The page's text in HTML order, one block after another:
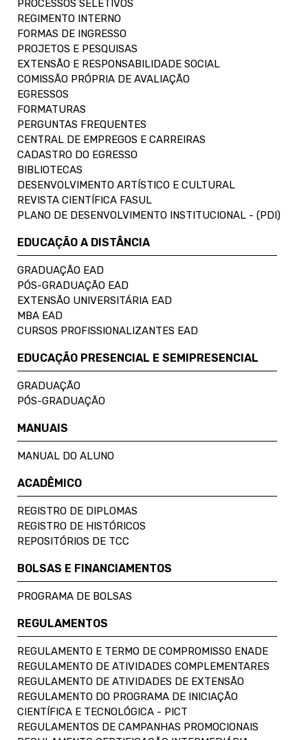
PROCESSOS SELETIVOS
REGIMENTO INTERNO
FORMAS DE INGRESSO
PROJETOS E PESQUISAS
EXTENSÃO E RESPONSABILIDADE SOCIAL
COMISSÃO PRÓPRIA DE AVALIAÇÃO
EGRESSOS
FORMATURAS
PERGUNTAS FREQUENTES
CENTRAL DE EMPREGOS E CARREIRAS
CADASTRO DO EGRESSO
BIBLIOTECAS
DESENVOLVIMENTO ARTÍSTICO E CULTURAL
REVISTA CIENTÍFICA FASUL
PLANO DE DESENVOLVIMENTO INSTITUCIONAL - (PDI)
EDUCAÇÃO A DISTÂNCIA
GRADUAÇÃO EAD
PÓS-GRADUAÇÃO EAD
EXTENSÃO UNIVERSITÁRIA EAD
MBA EAD
CURSOS PROFISSIONALIZANTES EAD
EDUCAÇÃO PRESENCIAL E SEMIPRESENCIAL
GRADUAÇÃO
PÓS-GRADUAÇÃO
MANUAIS
MANUAL DO ALUNO
ACADÊMICO
REGISTRO DE DIPLOMAS
REGISTRO DE HISTÓRICOS
REPOSITÓRIOS DE TCC
BOLSAS E FINANCIAMENTOS
PROGRAMA DE BOLSAS
REGULAMENTOS
REGULAMENTO E TERMO DE COMPROMISSO ENADE
REGULAMENTO DE ATIVIDADES COMPLEMENTARES
REGULAMENTO DE ATIVIDADES DE EXTENSÃO
REGULAMENTO DO PROGRAMA DE INICIAÇÃO
CIENTÍFICA E TECNOLÓGICA - PICT
REGULAMENTOS DE CAMPANHAS PROMOCIONAIS